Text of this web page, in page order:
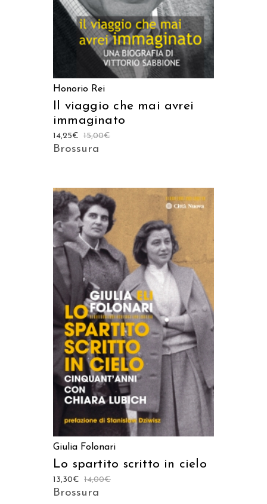
Honorio Rei
Il viaggio che mai avrei
immaginato
15,00€
14,25€
Brossura
AGGIUNGI AL CARRELLO
Giulia Folonari
Lo spartito scritto in cielo
14,00€
13,30€
Brossura